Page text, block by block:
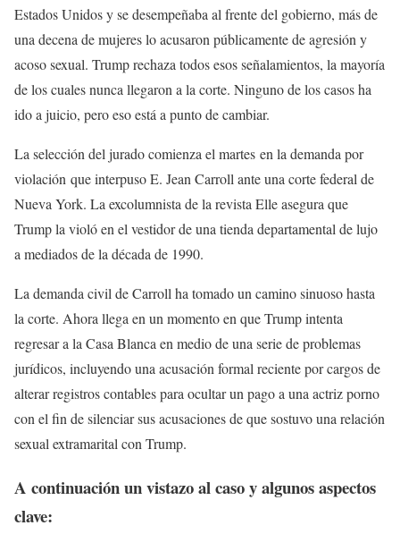
Estados Unidos y se desempeñaba al frente del gobierno, más de
una decena de mujeres lo acusaron públicamente de agresión y
acoso sexual. Trump rechaza todos esos señalamientos, la mayoría
de los cuales nunca llegaron a la corte. Ninguno de los casos ha
ido a juicio, pero eso está a punto de cambiar.
La selección del jurado comienza el martes en la demanda por
violación que interpuso E. Jean Carroll ante una corte federal de
Nueva York. La excolumnista de la revista Elle asegura que
Trump la violó en el vestidor de una tienda departamental de lujo
a mediados de la década de 1990.
La demanda civil de Carroll ha tomado un camino sinuoso hasta
la corte. Ahora llega en un momento en que Trump intenta
regresar a la Casa Blanca en medio de una serie de problemas
jurídicos, incluyendo una acusación formal reciente por cargos de
alterar registros contables para ocultar un pago a una actriz porno
con el fin de silenciar sus acusaciones de que sostuvo una relación
sexual extramarital con Trump.
A continuación un vistazo al caso y algunos aspectos
clave: